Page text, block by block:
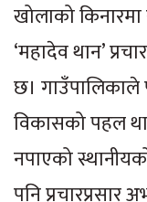
खोलाको
‘महादेव थान’
छ। गाउँपालिकाले
विकासको पहल
नपाएको